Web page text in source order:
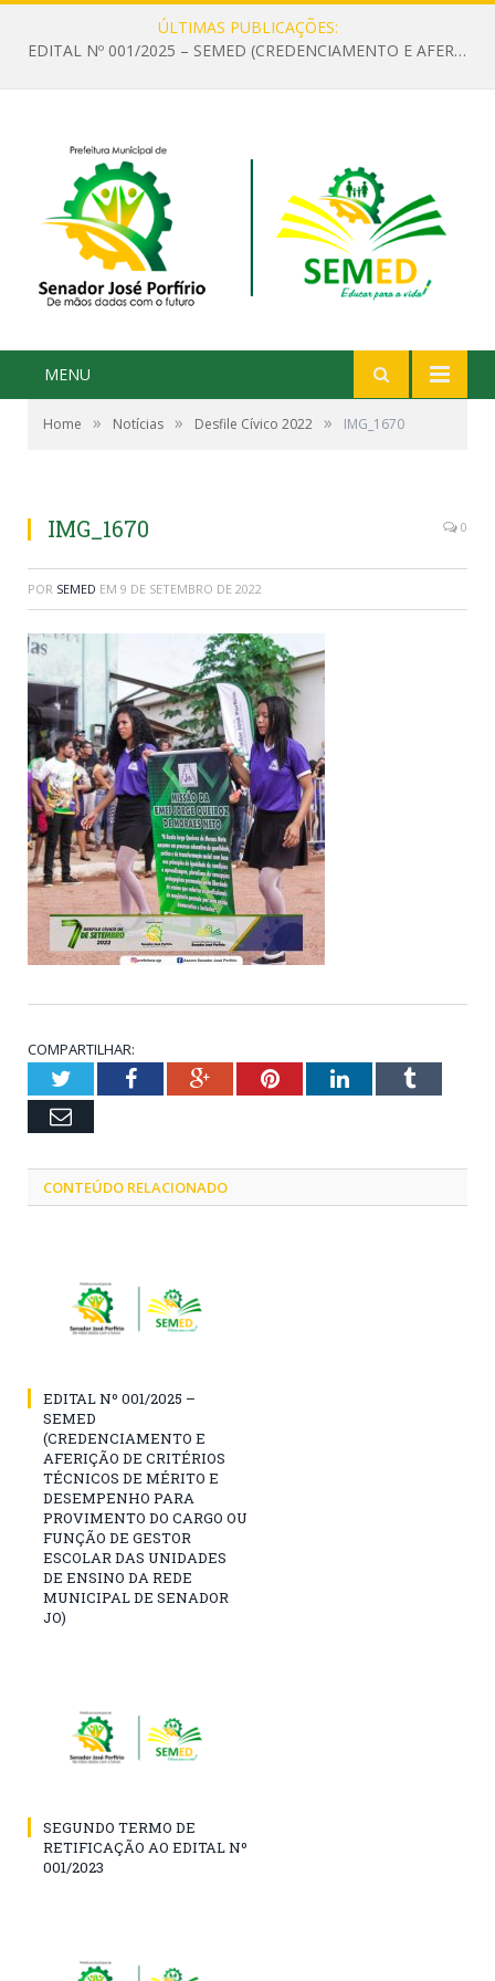
ÚLTIMAS PUBLICAÇÕES:
EDITAL Nº 001/2025 – SEMED (CREDENCIAMENTO E AFERIÇÃO DE CRITÉRIOS TÉCNICOS DE MÉRITO E DESEMPENHO PARA PROVIMENTO DO CARGO OU FUNÇÃO DE GESTOR ESCOLAR DAS UNIDADES DE ENSINO DA REDE MUNICIPAL DE SENADOR JO)
MENU
Home » Notícias » Desfile Cívico 2022 » IMG_1670
IMG_1670 0
POR SEMED EM 9 DE SETEMBRO DE 2022
COMPARTILHAR:
TwitterFacebookGoogle+PinterestLinkedInTumblr
Email
CONTEÚDO RELACIONADO
EDITAL Nº 001/2025 –
SEMED
(CREDENCIAMENTO E
AFERIÇÃO DE CRITÉRIOS
TÉCNICOS DE MÉRITO E
DESEMPENHO PARA
PROVIMENTO DO CARGO OU
FUNÇÃO DE GESTOR
ESCOLAR DAS UNIDADES
DE ENSINO DA REDE
MUNICIPAL DE SENADOR
JO)
SEGUNDO TERMO DE
RETIFICAÇÃO AO EDITAL Nº
001/2023